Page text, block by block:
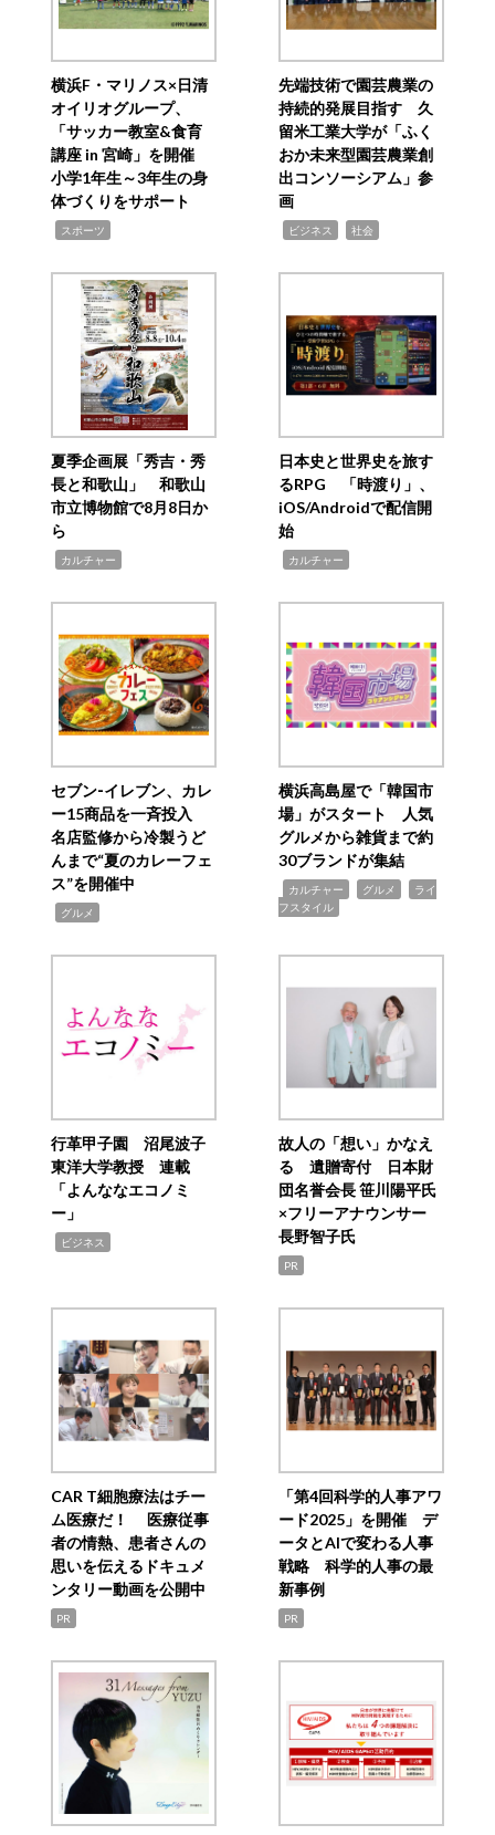
横浜F・マリノス×日清
オイリオグループ、
「サッカー教室&食育
講座 in 宮崎」を開催
小学1年生～3年生の身
体づくりをサポート
スポーツ
先端技術で園芸農業の
持続的発展目指す 久
留米工業大学が「ふく
おか未来型園芸農業創
出コンソーシアム」参
画
ビジネス 社会
夏季企画展「秀吉・秀
長と和歌山」 和歌山
市立博物館で8月8日か
ら
カルチャー
日本史と世界史を旅す
るRPG 「時渡り」、
iOS/Androidで配信開
始
カルチャー
セブン‐イレブン、カレ
ー15商品を一斉投入
名店監修から冷製うど
んまで“夏のカレーフェ
ス”を開催中
グルメ
横浜高島屋で「韓国市
場」がスタート 人気
グルメから雑貨まで約
30ブランドが集結
カルチャー グルメ
ライ
フスタイル
行革甲子園 沼尾波子
東洋大学教授 連載
「よんななエコノミ
ー」
ビジネス
故人の「想い」かなえ
る 遺贈寄付 日本財
団名誉会長 笹川陽平氏
×フリーアナウンサー
長野智子氏
PR
CAR T細胞療法はチー
ム医療だ！ 医療従事
者の情熱、患者さんの
思いを伝えるドキュメ
ンタリー動画を公開中
PR
「第4回科学的人事アワ
ード2025」を開催 デ
ータとAIで変わる人事
戦略 科学的人事の最
新事例
PR